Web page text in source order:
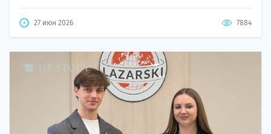
27 июн 2026 7884